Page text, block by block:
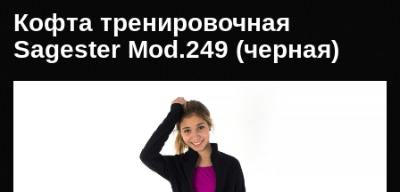
Кофта тренировочная
Sagester Mod.249 (черная)